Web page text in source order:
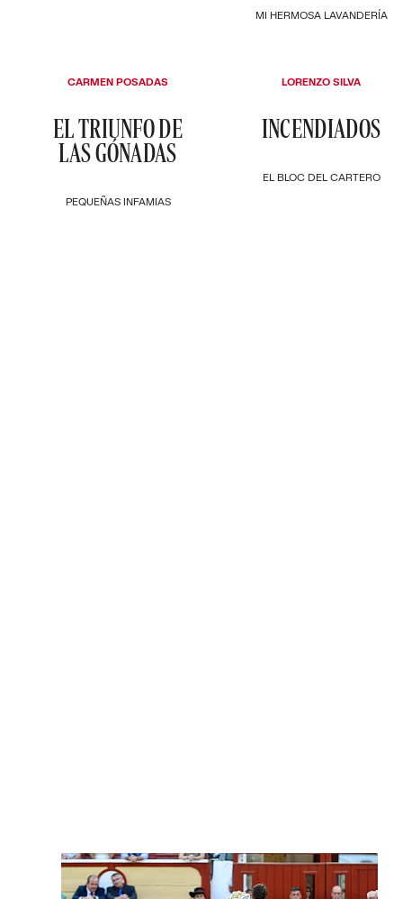
MI HERMOSA LAVANDERÍA
PEQUEÑAS INFAMIAS
EL TRIUNFO DE
LAS GÓNADAS
CARMEN POSADAS
EL BLOC DEL CARTERO
INCENDIADOS
LORENZO SILVA